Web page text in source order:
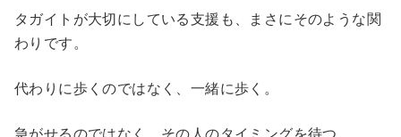
タガイトが大切にしている支援も、まさにそのような関
わりです。
代わりに歩くのではなく、一緒に歩く。
急がせるのではなく、その人のタイミングを待つ。